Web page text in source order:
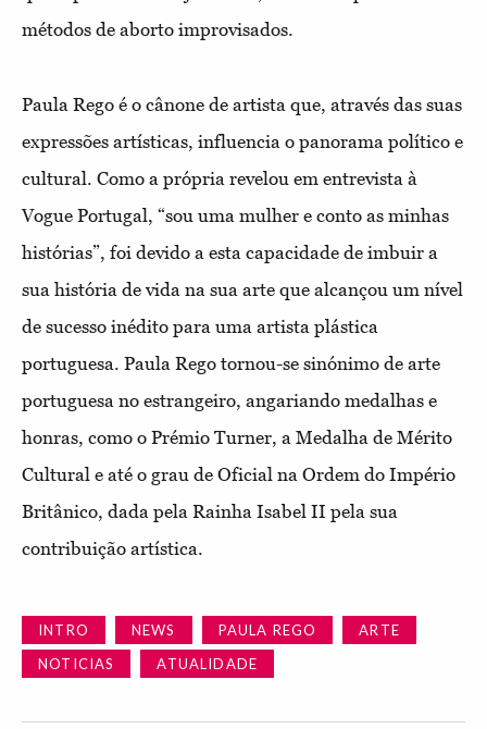
métodos de aborto improvisados.
Paula Rego é o cânone de artista que, através das suas
expressões artísticas, influencia o panorama político e
cultural. Como a própria revelou em entrevista à
Vogue Portugal, “sou uma mulher e conto as minhas
histórias”, foi devido a esta capacidade de imbuir a
sua história de vida na sua arte que alcançou um nível
de sucesso inédito para uma artista plástica
portuguesa. Paula Rego tornou-se sinónimo de arte
portuguesa no estrangeiro, angariando medalhas e
honras, como o Prémio Turner, a Medalha de Mérito
Cultural e até o grau de Oficial na Ordem do Império
Britânico, dada pela Rainha Isabel II pela sua
contribuição artística.
INTRO NEWS PAULA REGO
ARTE
NOTICIAS
ATUALIDADE